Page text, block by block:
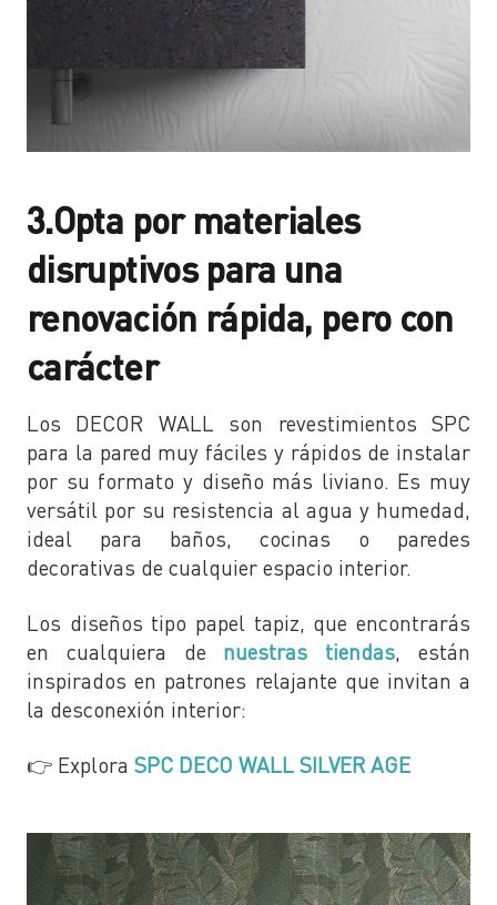
3.Opta por materiales
disruptivos para una
renovación rápida, pero con
carácter
Los DECOR WALL son revestimientos SPC
para la pared muy fáciles y rápidos de instalar
por su formato y diseño más liviano. Es muy
versátil por su resistencia al agua y humedad,
ideal para baños, cocinas o paredes
decorativas de cualquier espacio interior.
Los diseños tipo papel tapiz, que encontrarás
en cualquiera de nuestras tiendas, están
inspirados en patrones relajante que invitan a
la desconexión interior:
👉 Explora SPC DECO WALL SILVER AGE